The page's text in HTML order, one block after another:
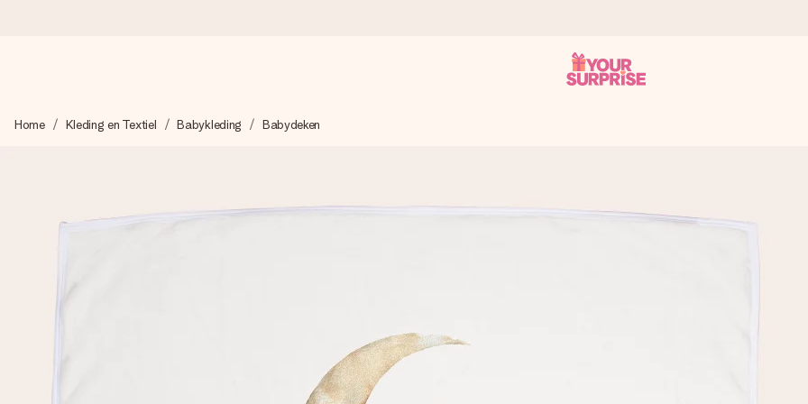
We maken jouw cadeau met zorg en zorgen dat het razendsnel onderweg is - zodat jij kunt geven op precies het juiste moment,
4,8 (gebaseerd op +8.000 reviews)
Je maakt in een paar stappen iets unieks – met haar naam, jullie foto of een boodschap die raakt. Zonder gedoe, maar met alle
Home Kleding en Textiel Babykleding Babydeken